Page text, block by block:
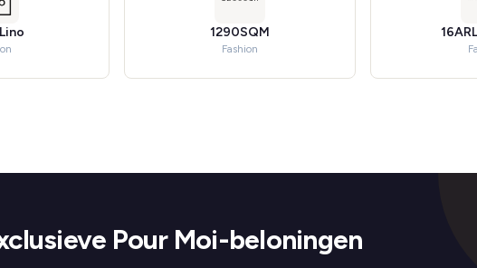
1290SQM
Fashion
Pour Moi-beloningen